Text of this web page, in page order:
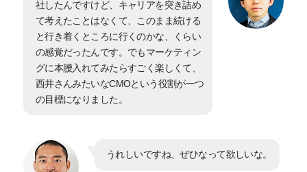
社したんですけど、キャリアを突き詰め
て考えたことはなくて、このまま続ける
と行き着くところに行くのかな、くらい
の感覚だったんです。でもマーケティン
グに本腰入れてみたらすごく楽しくて、
西井さんみたいなCMOという役割が一つ
の目標になりました。
うれしいですね、ぜひなって欲しいな。